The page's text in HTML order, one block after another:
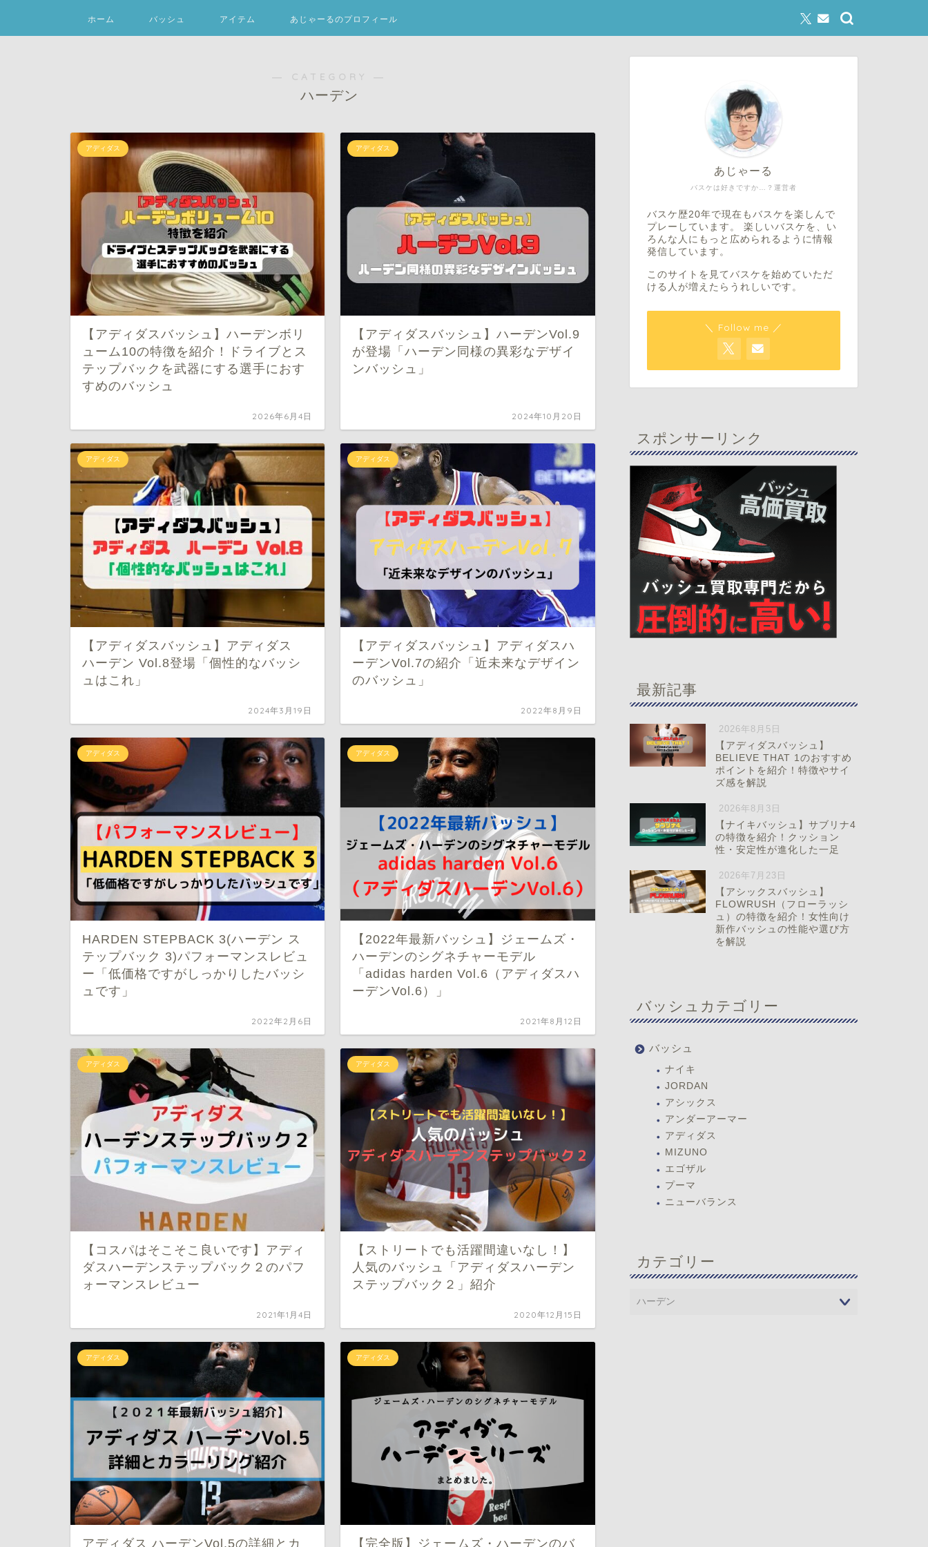
ホーム バッシュ アイテム あじゃーるのプロフィール
― CATEGORY ―
ハーデン
アディダス
【アディダスバッシュ】ハーデンボリ
ューム10の特徴を紹介！ドライブとス
テップバックを武器にする選手におす
すめのバッシュ
2026年6月4日
アディダス
【アディダスバッシュ】ハーデンVol.9
が登場「ハーデン同様の異彩なデザイ
ンバッシュ」
2024年10月20日
アディダス
【アディダスバッシュ】アディダス
ハーデン Vol.8登場「個性的なバッシ
ュはこれ」
2024年3月19日
アディダス
【アディダスバッシュ】アディダスハ
ーデンVol.7の紹介「近未来なデザイン
のバッシュ」
2022年8月9日
アディダス
HARDEN STEPBACK 3(ハーデン ス
テップバック 3)パフォーマンスレビュ
ー「低価格ですがしっかりしたバッシ
ュです」
2022年2月6日
アディダス
【2022年最新バッシュ】ジェームズ・
ハーデンのシグネチャーモデル
「adidas harden Vol.6（アディダスハ
ーデンVol.6）」
2021年8月12日
アディダス
【コスパはそこそこ良いです】アディ
ダスハーデンステップバック２のパフ
ォーマンスレビュー
2021年1月4日
アディダス
【ストリートでも活躍間違いなし！】
人気のバッシュ「アディダスハーデン
ステップバック２」紹介
2020年12月15日
アディダス
アディダス ハーデンVol.5の詳細とカ
アディダス
【完全版】ジェームズ・ハーデンのバ
バスケは好きですか…？運営者
あじゃーる
バスケ歴20年で現在もバスケを楽しんで
プレーしています。 楽しいバスケを、い
ろんな人にもっと広められるように情報
発信しています。
このサイトを見てバスケを始めていただ
ける人が増えたらうれしいです。
＼ Follow me ／
スポンサーリンク
最新記事
2026年8月5日
【アディダスバッシュ】
BELIEVE THAT 1のおすすめ
ポイントを紹介！特徴やサイ
ズ感を解説
2026年8月3日
【ナイキバッシュ】サブリナ4
の特徴を紹介！クッション
性・安定性が進化した一足
2026年7月23日
【アシックスバッシュ】
FLOWRUSH（フローラッシ
ュ）の特徴を紹介！女性向け
新作バッシュの性能や選び方
を解説
バッシュカテゴリー
バッシュ
ナイキ
JORDAN
アシックス
アンダーアーマー
アディダス
MIZUNO
エゴザル
プーマ
ニューバランス
カテゴリー